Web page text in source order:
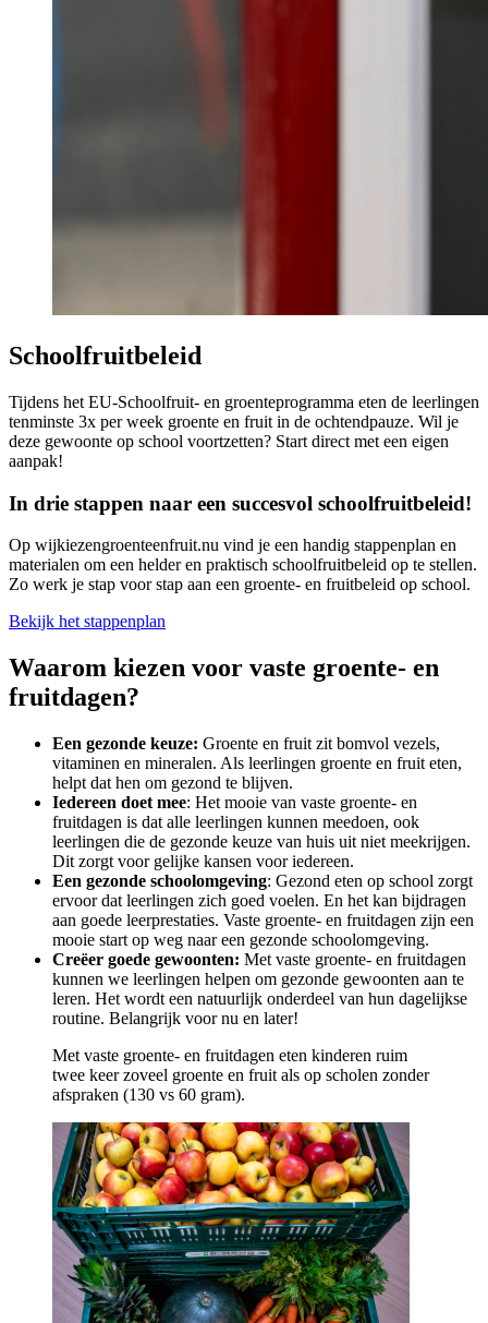
Schoolfruitbeleid
Tijdens het EU-Schoolfruit- en groenteprogramma eten de leerlingen
tenminste 3x per week groente en fruit in de ochtendpauze. Wil je
deze gewoonte op school voortzetten? Start direct met een eigen
aanpak!
In drie stappen naar een succesvol schoolfruitbeleid!
Op wijkiezengroenteenfruit.nu vind je een handig stappenplan en
materialen om een helder en praktisch schoolfruitbeleid op te stellen.
Zo werk je stap voor stap aan een groente- en fruitbeleid op school.
Bekijk het stappenplan
Waarom kiezen voor vaste groente- en
fruitdagen?
Een gezonde keuze: Groente en fruit zit bomvol vezels,
vitaminen en mineralen. Als leerlingen groente en fruit eten,
helpt dat hen om gezond te blijven.
Iedereen doet mee: Het mooie van vaste groente- en
fruitdagen is dat alle leerlingen kunnen meedoen, ook
leerlingen die de gezonde keuze van huis uit niet meekrijgen.
Dit zorgt voor gelijke kansen voor iedereen.
Een gezonde schoolomgeving: Gezond eten op school zorgt
ervoor dat leerlingen zich goed voelen. En het kan bijdragen
aan goede leerprestaties. Vaste groente- en fruitdagen zijn een
mooie start op weg naar een gezonde schoolomgeving.
Creëer goede gewoonten: Met vaste groente- en fruitdagen
kunnen we leerlingen helpen om gezonde gewoonten aan te
leren. Het wordt een natuurlijk onderdeel van hun dagelijkse
routine. Belangrijk voor nu en later!
Met vaste groente- en fruitdagen eten kinderen ruim
twee keer zoveel groente en fruit als op scholen zonder
afspraken (130 vs 60 gram).